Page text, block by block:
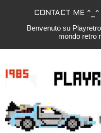
CONTACT ME ^_^
Benvenuto su
mondo retro